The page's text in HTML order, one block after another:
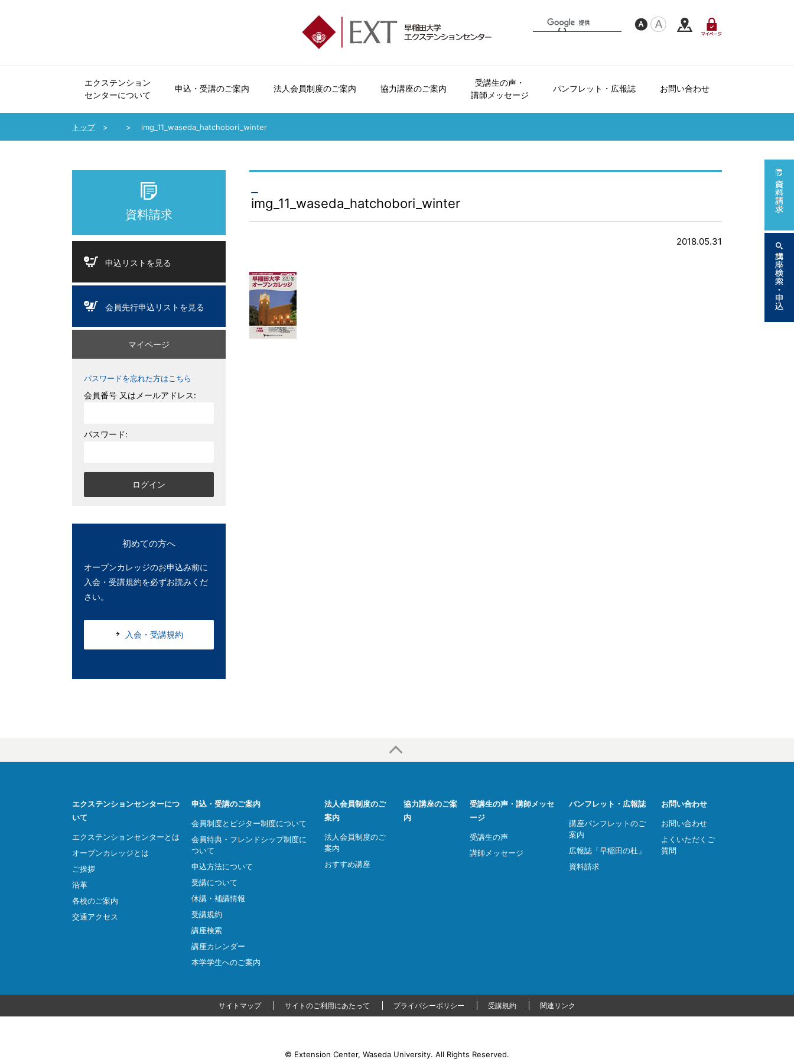
エクステンション
センターについて
オープンカレッジとは
各校のご案内
申込・受講のご案内
申込方法について
受講について
本学学生へのご案内
法人会員制度のご案内
おすすめ講座
協力講座のご案内
受講生の声・
講師メッセージ
講師メッセージ
パンフレット・広報誌
広報誌「早稲田の杜」
お問い合わせ
よくいただくご質問
トップ img_11_waseda_hatchobori_winter
img_11_waseda_hatchobori_winter
2018.05.31
資料請求
申込リストを見る
会員先行申込リストを見る
マイページ
パスワードを忘れた方はこちら
会員番号 又はメールアドレス:
パスワード:
初めての方へ
オープンカレッジのお申込み前に
入会・受講規約を必ずお読みくだ
さい。
入会・受講規約
エクステンションセンターにつ
いて
エクステンションセンターとは
オープンカレッジとは
ご挨拶
沿革
各校のご案内
交通アクセス
申込・受講のご案内
会員制度とビジター制度について
会員特典・フレンドシップ制度に
ついて
申込方法について
受講について
休講・補講情報
受講規約
講座検索
講座カレンダー
本学学生へのご案内
法人会員制度のご
案内
法人会員制度のご
案内
おすすめ講座
協力講座のご案
内
受講生の声・講師メッセ
ージ
受講生の声
講師メッセージ
パンフレット・広報誌
講座パンフレットのご
案内
広報誌「早稲田の杜」
資料請求
お問い合わせ
お問い合わせ
よくいただくご
質問
サイトマップ サイトのご利用にあたって プライバシーポリシー 受講規約 関連リンク
© Extension Center, Waseda University. All Rights Reserved.